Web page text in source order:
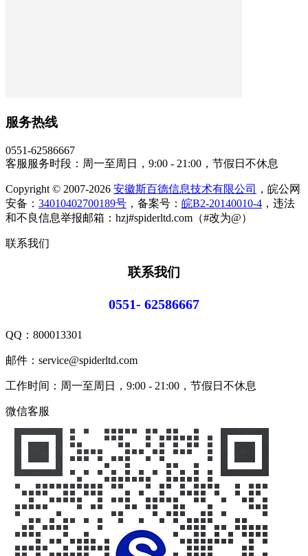
服务热线
0551-62586667
客服服务时段：周一至周日，9:00 - 21:00，节假日不休息
Copyright © 2007-2026 安徽斯百德信息技术有限公司
，皖公网
安备： 34010402700189号 ，备案号： 皖B2-20140010-4 ，违法
和不良信息举报邮箱：hzj#spiderltd.com（#改为@）
联系我们
联系我们
0551- 62586667
QQ： 800013301
邮件：service@spiderltd.com
工作时间：周一至周日，9:00 - 21:00，节假日不休息
微信客服